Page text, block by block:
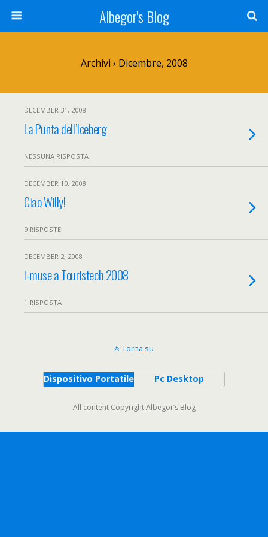
Albegor's Blog
Archivi › Dicembre, 2008
DECEMBER 31, 2008
La Punta dell’Iceberg
NESSUNA RISPOSTA
DECEMBER 10, 2008
Ciao Willy!
9 RISPOSTE
DECEMBER 2, 2008
i-muse a Touristech 2008
1 RISPOSTA
Torna su
Dispositivo Portatile Pc Desktop
All content Copyright Albegor’s Blog